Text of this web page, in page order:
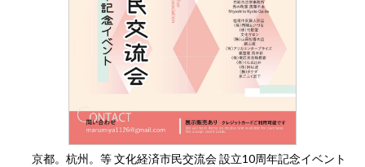
京都。杭州。等 文化経済市民交流会 設立10周年記念イベント